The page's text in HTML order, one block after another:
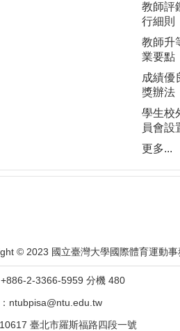
教師評
行細則
教師升
業要點
成績優
獎辦法
學生校
員會設
更多...
© 2023 國立臺灣大學國際體育運動事
2-3366-5959 分機 480
ntubpisa@ntu.edu.tw
臺北市羅斯福路四段一號